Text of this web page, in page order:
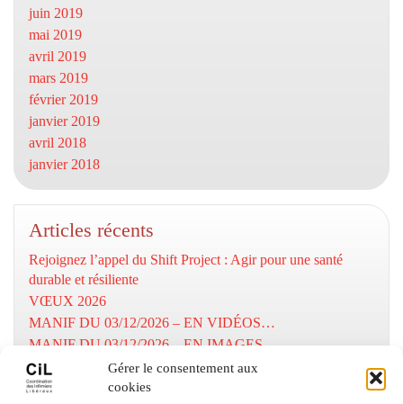
Gérer le consentement aux
cookies
juin 2019
mai 2019
avril 2019
mars 2019
février 2019
janvier 2019
avril 2018
janvier 2018
Articles récents
Rejoignez l’appel du Shift Project : Agir pour une santé
durable et résiliente
VŒUX 2026
MANIF DU 03/12/2026 – EN VIDÉOS…
MANIF DU 03/12/2026 – EN IMAGES…
MOBILISATION DU 03/12/2025